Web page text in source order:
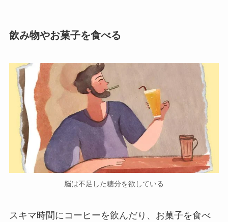
飲み物やお菓子を食べる
脳は不足した糖分を欲している
スキマ時間にコーヒーを飲んだり、お菓子を食べ